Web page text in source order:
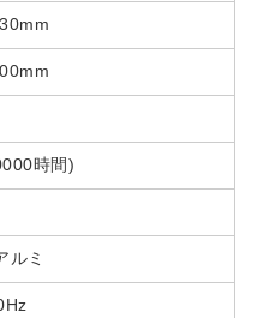
時間)
ミ